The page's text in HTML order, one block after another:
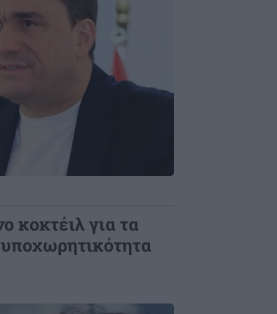
κοκτέιλ για τα